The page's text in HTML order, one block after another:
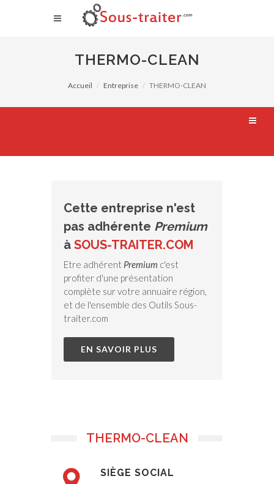
THERMO-CLEAN
Accueil Entreprise THERMO-CLEAN
Cette entreprise n'est
pas adhérente Premium
à SOUS-TRAITER.COM
Etre adhérent Premium c'est
profiter d'une présentation
complète sur votre annuaire région,
et de l'ensemble des Outils Sous-
traiter.com
EN SAVOIR PLUS
THERMO-CLEAN
SIÈGE SOCIAL